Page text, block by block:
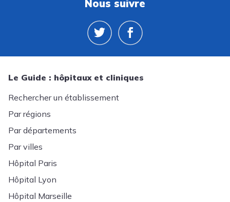
Nous suivre
Le Guide : hôpitaux et cliniques
Rechercher un établissement
Par régions
Par départements
Par villes
Hôpital Paris
Hôpital Lyon
Hôpital Marseille